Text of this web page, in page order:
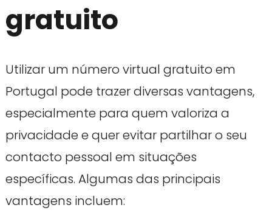
gratuito
Utilizar um número virtual gratuito em
Portugal pode trazer diversas vantagens,
especialmente para quem valoriza a
privacidade e quer evitar partilhar o seu
contacto pessoal em situações
específicas. Algumas das principais
vantagens incluem: